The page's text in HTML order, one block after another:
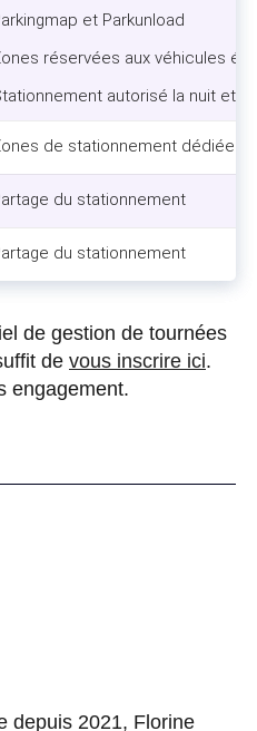
et Parkunload
réservées aux véhicules
autorisé la nuit et
de stationnement dédiées
du stationnement
du stationnement
de gestion de tournées
de vous inscrire ici.
engagement.
depuis 2021, Florine